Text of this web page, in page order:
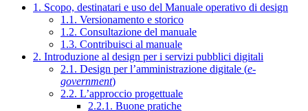
1. Scopo, destinatari e uso del Manuale operativo di design
1.1. Versionamento e storico
1.2. Consultazione del manuale
1.3. Contribuisci al manuale
2. Introduzione al design per i servizi pubblici digitali
2.1. Design per l’amministrazione digitale (e-
government)
2.2. L’approccio progettuale
2.2.1. Buone pratiche